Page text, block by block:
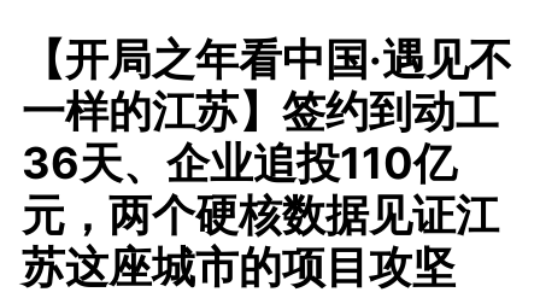
【开局之年看中国·遇见不
一样的江苏】签约到动工
36天、企业追投110亿
元，两个硬核数据见证江
苏这座城市的项目攻坚